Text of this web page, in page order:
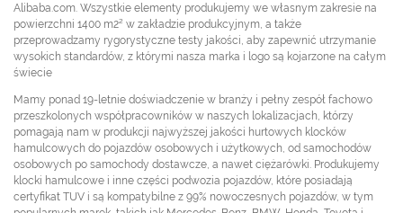
Alibaba.com. Wszystkie elementy produkujemy we własnym zakresie na
powierzchni 1400 m2² w zakładzie produkcyjnym, a także
przeprowadzamy rygorystyczne testy jakości, aby zapewnić utrzymanie
wysokich standardów, z którymi nasza marka i logo są kojarzone na całym
świecie
Mamy ponad 19-letnie doświadczenie w branży i pełny zespół fachowo
przeszkolonych współpracowników w naszych lokalizacjach, którzy
pomagają nam w produkcji najwyższej jakości hurtowych klocków
hamulcowych do pojazdów osobowych i użytkowych, od samochodów
osobowych po samochody dostawcze, a nawet ciężarówki. Produkujemy
klocki hamulcowe i inne części podwozia pojazdów, które posiadają
certyfikat TUV i są kompatybilne z 99% nowoczesnych pojazdów, w tym